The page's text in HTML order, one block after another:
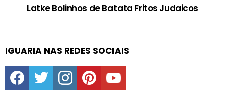
Latke Bolinhos de Batata Fritos Judaicos
IGUARIA NAS REDES SOCIAIS
facebooktwitter instagrampinterestyoutube